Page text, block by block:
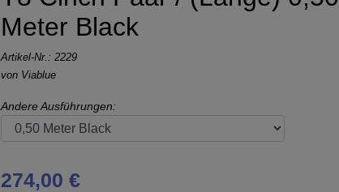
Meter Black
Artikel-Nr.: 2229
von Viablue
Andere Ausführungen:
274,00 €